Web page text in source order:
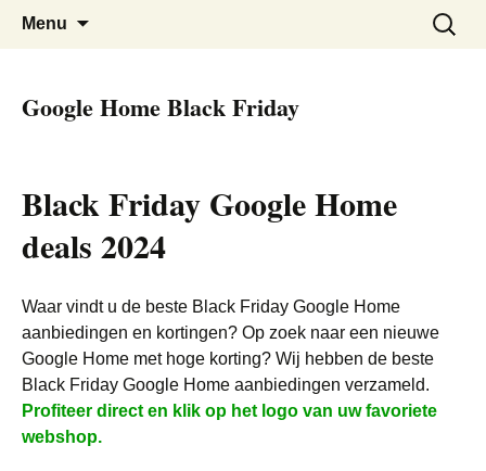
Black Friday Super SALE
De beste kortingen bij elkaar!
Menu
Zoeken
naar:
Google Home Black Friday
Black Friday Google Home
deals 2024
Waar vindt u de beste Black Friday Google Home
aanbiedingen en kortingen? Op zoek naar een nieuwe
Google Home met hoge korting? Wij hebben de beste
Black Friday Google Home aanbiedingen verzameld.
Profiteer direct en klik op het logo van uw favoriete
webshop.